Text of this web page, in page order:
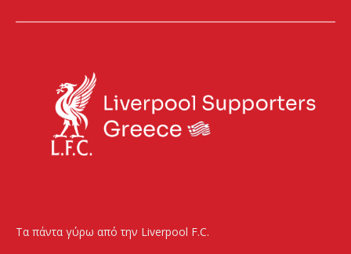
Τα πάντα γύρω από την Liverpool F.C.